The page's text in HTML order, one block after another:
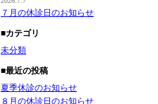
７月の休診日のお知らせ
■カテゴリ
未分類
■最近の投稿
夏季休診のお知らせ
８月の休診日のお知らせ